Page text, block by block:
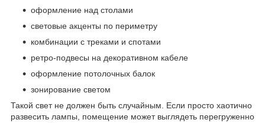
оформление над столами
световые акценты по периметру
комбинации с треками и спотами
ретро-подвесы на декоративном кабеле
оформление потолочных балок
зонирование светом
Такой свет не должен быть случайным. Если просто хаотично
развесить лампы, помещение может выглядеть перегруженно